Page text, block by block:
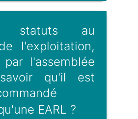
statuts au
l'exploitation,
l'assemblée
qu'il est
EARL ?